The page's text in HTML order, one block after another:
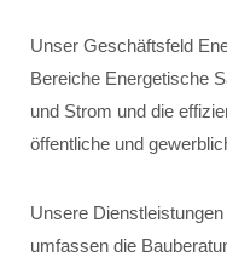
Unser Geschäftsfeld
Bereiche Energetische
und Strom und die
öffentliche und
Unsere
umfassen die